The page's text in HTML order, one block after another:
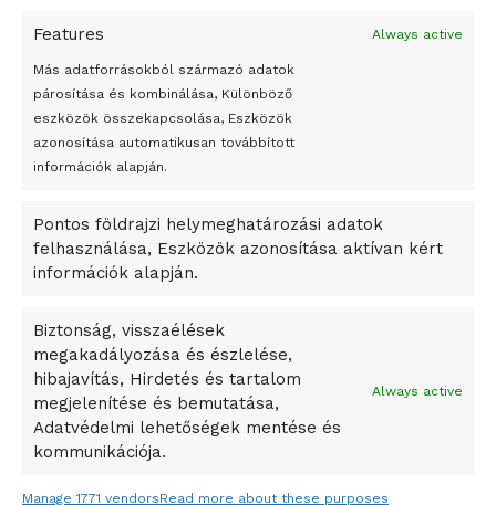
Features Always active
Más adatforrásokból származó adatok
párosítása és kombinálása, Különböző
eszközök összekapcsolása, Eszközök
azonosítása automatikusan továbbított
információk alapján.
Pontos földrajzi helymeghatározási adatok
felhasználása, Eszközök azonosítása aktívan kért
információk alapján.
Biztonság, visszaélések
megakadályozása és észlelése,
hibajavítás, Hirdetés és tartalom
megjelenítése és bemutatása,
Adatvédelmi lehetőségek mentése és
kommunikációja.
Always active
Manage 1771 vendorsRead more about these purposes
Peking – A visegrádi országok zsidó kulturális örökségét
bemutató fotókiállítás nyílt
Megveszi az osztrák Wienerberger az amerikai Meridian
Bricket
A Startup Campus egyetemi programjainak legjobbjai az
A Ringo Starr új albummal jelentkezik
A Vajdasági Magyar Szövetség államtitkárait kinevezték
Dzsingisz kán hódító hadjárata okozta
Kuramagomedov ötödik, Muszukajev elődöntős – Birkózó
világkupa